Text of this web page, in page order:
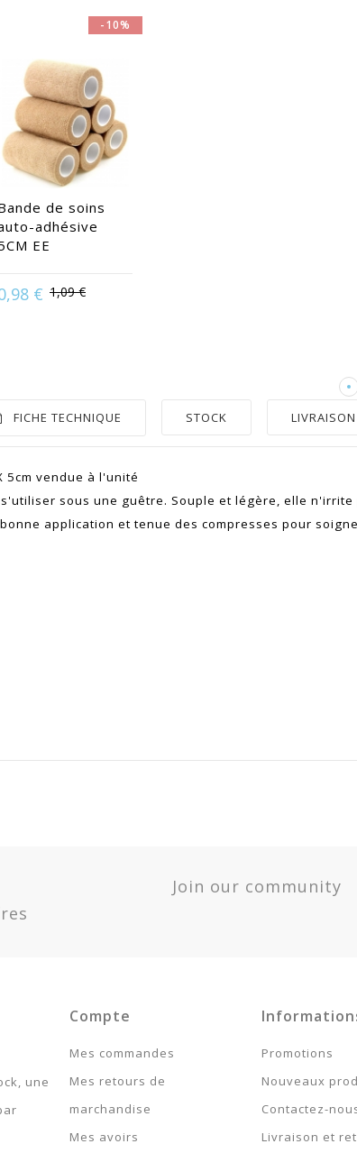
-10%
de soins
adhésive
EE
€ 1,09 €
FICHE TECHNIQUE STOCK
5cm vendue à l'unité
sous une guêtre. Souple et légère, elle
application et tenue des compresses pour
8
Join our community
une
Compte
Mes commandes
Mes retours de
marchandise
Mes avoirs
Promotions
Nouveaux
Contactez-
Livraison et